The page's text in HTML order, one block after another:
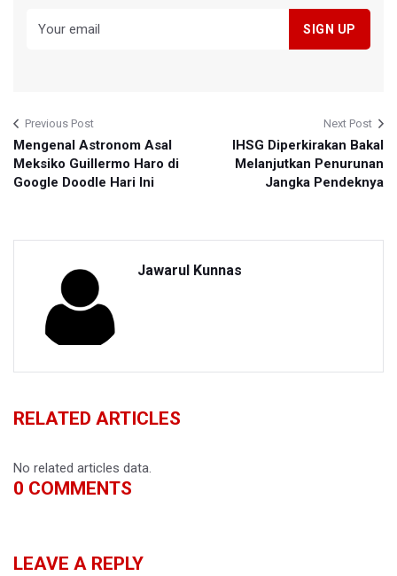
Previous Post
Mengenal Astronom Asal
Meksiko Guillermo Haro di
Google Doodle Hari Ini
Next Post
IHSG Diperkirakan Bakal
Melanjutkan Penurunan
Jangka Pendeknya
Jawarul Kunnas
RELATED ARTICLES
No related articles data.
0 COMMENTS
LEAVE A REPLY